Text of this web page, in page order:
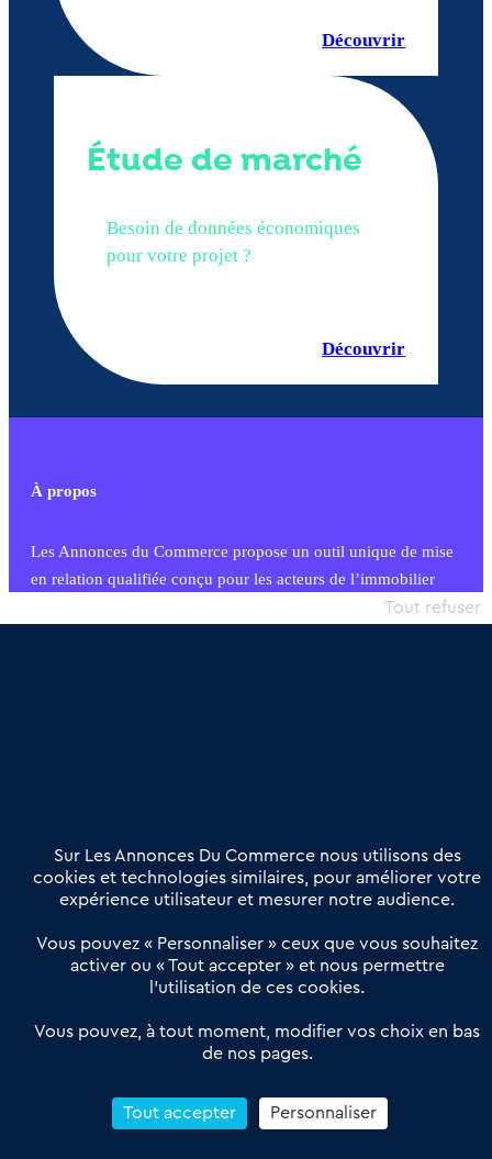
Découvrir
Étude de marché
Besoin de données économiques
pour votre projet ?
Découvrir
À propos
Les Annonces du Commerce propose un outil unique de mise
en relation qualifiée conçu pour les acteurs de l’immobilier
commercial et les collectivités territoriales, simple et intégrant
Offres Pro
Actualités
Qui sommes nous ?
Derniers articles
Réseau 3C : un partenaire national dédié aux transactions
Petitscommerces : Un partenariat au service du commerce de
proximité et des territoires
Reprendre un Restaurant Rapide
Sur Les Annonces Du Commerce nous utilisons des
cookies et technologies similaires, pour améliorer votre
expérience utilisateur et mesurer notre audience.
Vous pouvez « Personnaliser » ceux que vous souhaitez
activer ou « Tout accepter » et nous permettre
l’utilisation de ces cookies.
Vous pouvez, à tout moment, modifier vos choix en bas
de nos pages.
Tout accepter
Tout refuser
Personnaliser